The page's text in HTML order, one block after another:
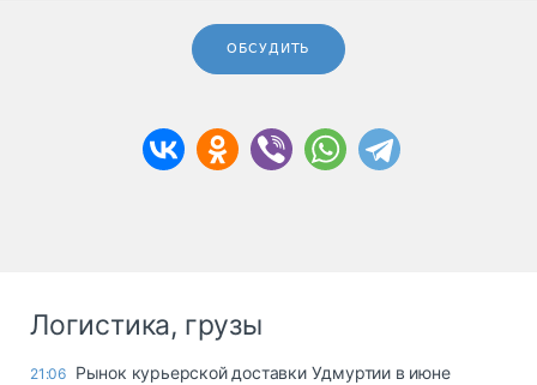
ОБСУДИТЬ
Логистика, грузы
21:06 Рынок курьерской доставки Удмуртии в июне